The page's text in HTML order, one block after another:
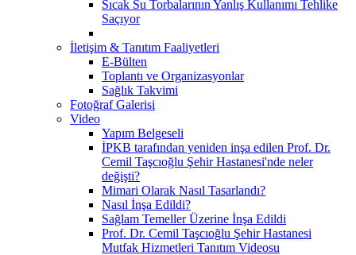
Sıcak Su Torbalarının Yanlış Kullanımı Tehlike
Saçıyor
İletişim & Tanıtım Faaliyetleri
E-Bülten
Toplantı ve Organizasyonlar
Sağlık Takvimi
Fotoğraf Galerisi
Video
Yapım Belgeseli
İPKB tarafından yeniden inşa edilen Prof. Dr.
Cemil Taşcıoğlu Şehir Hastanesi'nde neler
değişti?
Mimari Olarak Nasıl Tasarlandı?
Nasıl İnşa Edildi?
Sağlam Temeller Üzerine İnşa Edildi
Prof. Dr. Cemil Taşcıoğlu Şehir Hastanesi
Mutfak Hizmetleri Tanıtım Videosu